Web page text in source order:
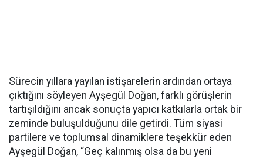
Sürecin yıllara yayılan istişarelerin ardından ortaya
çıktığını söyleyen Ayşegül Doğan, farklı görüşlerin
tartışıldığını ancak sonuçta yapıcı katkılarla ortak bir
zeminde buluşulduğunu dile getirdi. Tüm siyasi
partilere ve toplumsal dinamiklere teşekkür eden
Ayşegül Doğan, “Geç kalınmış olsa da bu yeni